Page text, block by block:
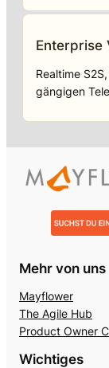
Enterprise
Realtime
gängigen
Mehr von uns
Mayflower
The Agile Hub
Product Owner
Wichtiges